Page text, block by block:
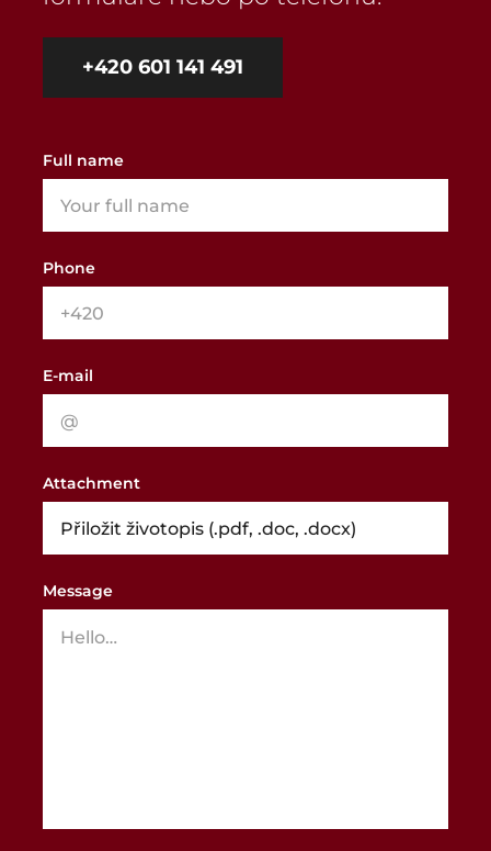
+420 601 141 491
Full name
Phone
E-mail
Attachment
Přiložit životopis (.pdf, .doc, .docx)
Message